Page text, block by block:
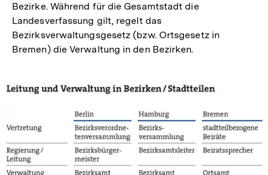
Bezirke. Während für die Gesamtstadt die
Landesverfassung gilt, regelt das
Bezirksverwaltungsgesetz (bzw. Ortsgesetz in
Bremen) die Verwaltung in den Bezirken.
In
Lightbox